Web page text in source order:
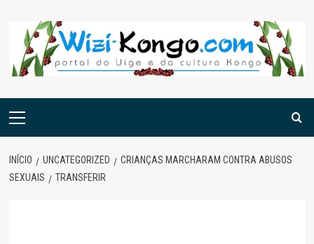
content
Menu
INÍCIO UNCATEGORIZED
CRIANÇAS MARCHARAM CONTRA ABUSOS
SEXUAIS
TRANSFERIR